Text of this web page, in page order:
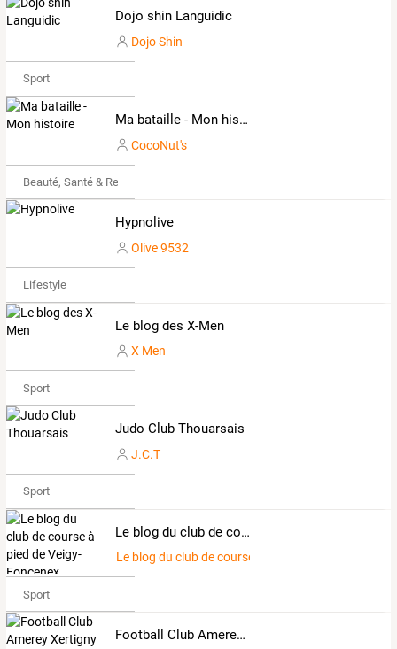
Dojo shin Languidic
Dojo Shin
Sport
Ma bataille - Mon histoire
CocoNut's
Beauté, Santé & Remise en forme
Hypnolive
Olive 9532
Lifestyle
Le blog des X-Men
X Men
Sport
Judo Club Thouarsais
J.C.T
Sport
Le blog du club de course à pied de Veigy-Foncenex
Le blog du club de course à pied de Veigy-Foncene
Sport
Football Club Amerey Xertigny